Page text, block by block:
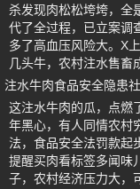
杀发现肉松松垮垮，全
代了全过程，已立案调
多了高血压风险大。X
几头牛，农村注水售畜
注水牛肉食品安全隐患
这注水牛肉的瓜，点燃
年黑心，有人同情农村
法，食品安全法罚款起
提醒买肉看标签多闻味
子，农村经济压力大，